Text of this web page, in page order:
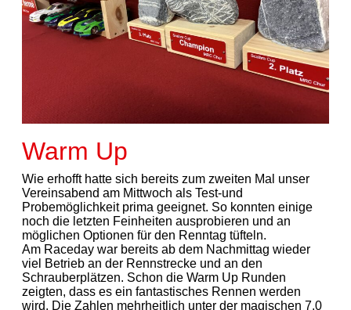
Warm Up
Wie erhofft hatte sich bereits zum zweiten Mal unser
Vereinsabend am Mittwoch als Test-und
Probemöglichkeit prima geeignet. So konnten einige
noch die letzten Feinheiten ausprobieren und an
möglichen Optionen für den Renntag tüfteln.
Am Raceday war bereits ab dem Nachmittag wieder
viel Betrieb an der Rennstrecke und an den
Schrauberplätzen. Schon die Warm Up Runden
zeigten, dass es ein fantastisches Rennen werden
wird. Die Zahlen mehrheitlich unter der magischen 7.0